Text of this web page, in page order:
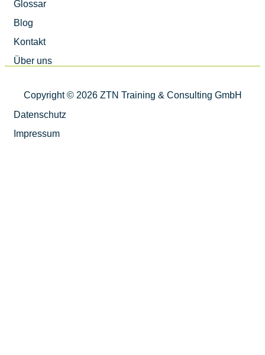
Glossar
Blog
Kontakt
Über uns
Copyright © 2026 ZTN Training & Consulting GmbH
Datenschutz
Impressum